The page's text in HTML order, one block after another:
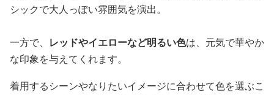
シックで大人っぽい雰囲気を演出。
一方で、 レッドやイエローなど明るい色は、元気で華やか
な印象を与えてくれます。
着用するシーンやなりたいイメージに合わせて色を選ぶこ